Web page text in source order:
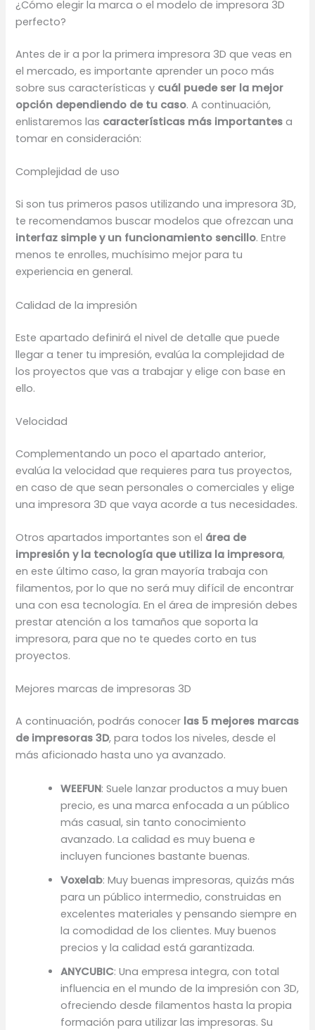
¿Cómo elegir la marca o el modelo de impresora 3D
perfecto?
Antes de ir a por la primera impresora 3D que veas en
el mercado, es importante aprender un poco más
sobre sus características y cuál puede ser la mejor
opción dependiendo de tu caso. A continuación,
enlistaremos las características más importantes a
tomar en consideración:
Complejidad de uso
Si son tus primeros pasos utilizando una impresora 3D,
te recomendamos buscar modelos que ofrezcan una
interfaz simple y un funcionamiento sencillo. Entre
menos te enrolles, muchísimo mejor para tu
experiencia en general.
Calidad de la impresión
Este apartado definirá el nivel de detalle que puede
llegar a tener tu impresión, evalúa la complejidad de
los proyectos que vas a trabajar y elige con base en
ello.
Velocidad
Complementando un poco el apartado anterior,
evalúa la velocidad que requieres para tus proyectos,
en caso de que sean personales o comerciales y elige
una impresora 3D que vaya acorde a tus necesidades.
Otros apartados importantes son el área de
impresión y la tecnología que utiliza la impresora,
en este último caso, la gran mayoría trabaja con
filamentos, por lo que no será muy difícil de encontrar
una con esa tecnología. En el área de impresión debes
prestar atención a los tamaños que soporta la
impresora, para que no te quedes corto en tus
proyectos.
Mejores marcas de impresoras 3D
A continuación, podrás conocer las 5 mejores marcas
de impresoras 3D, para todos los niveles, desde el
más aficionado hasta uno ya avanzado.
WEEFUN: Suele lanzar productos a muy buen
precio, es una marca enfocada a un público
más casual, sin tanto conocimiento
avanzado. La calidad es muy buena e
incluyen funciones bastante buenas.
Voxelab: Muy buenas impresoras, quizás más
para un público intermedio, construidas en
excelentes materiales y pensando siempre en
la comodidad de los clientes. Muy buenos
precios y la calidad está garantizada.
ANYCUBIC: Una empresa integra, con total
influencia en el mundo de la impresión con 3D,
ofreciendo desde filamentos hasta la propia
formación para utilizar las impresoras. Su